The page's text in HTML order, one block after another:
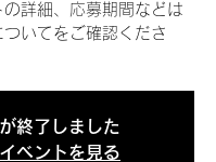
詳細、応募期間などは
ついてをご確認くださ
終了しました
ベントを見る